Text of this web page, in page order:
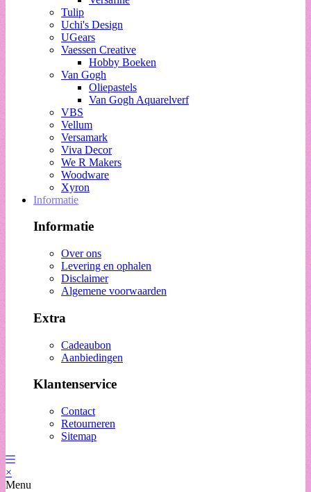
Tulip
Uchi's Design
UGears
Vaessen Creative
Hobby Boeken
Van Gogh
Oliepastels
Van Gogh Aquarelverf
VBS
Vellum
Versamark
Viva Decor
We R Makers
Woodware
Xyron
Informatie
Informatie
Over ons
Levering en ophalen
Disclaimer
Algemene voorwaarden
Extra
Cadeaubon
Aanbiedingen
Klantenservice
Contact
Retourneren
Sitemap
×
Menu